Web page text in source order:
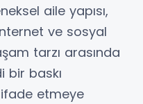
aile yapısı,
ve sosyal
tarzı arasında
bir baskı
ifade etmeye